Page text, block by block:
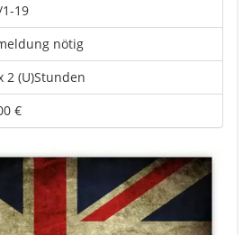
1-19
nötig
2 (U)Stunden
€